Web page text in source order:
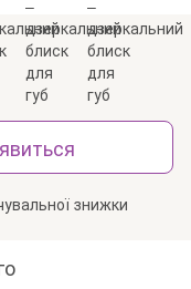
знижки